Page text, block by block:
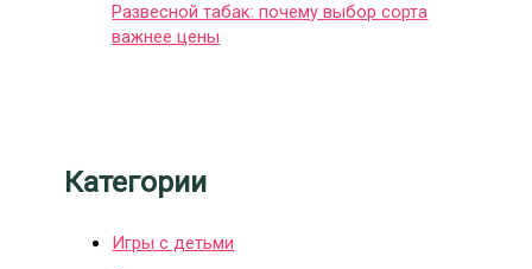
Развесной табак: почему выбор сорта
важнее цены
Категории
Игры с детьми